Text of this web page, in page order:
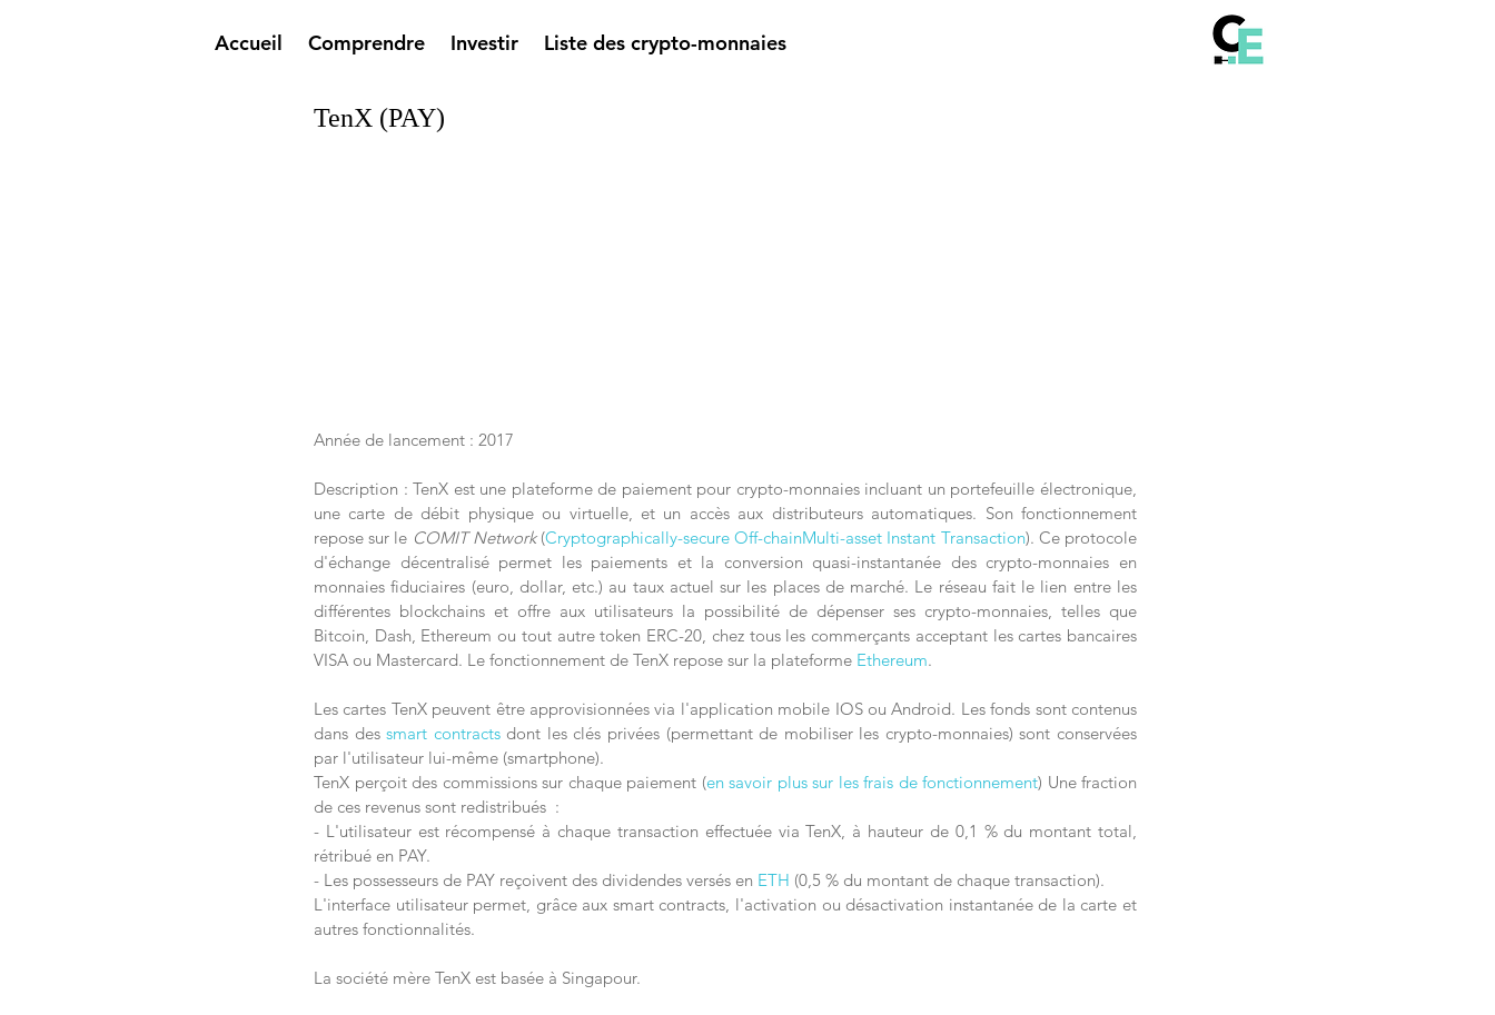
Accueil Comprendre Investir Liste des crypto-monnaies
TenX (PAY)
Année de lancement : 2017
Description : TenX est une plateforme de paiement pour crypto-monnaies incluant un portefeuille électronique,
une carte de débit physique ou virtuelle, et un accès aux distributeurs automatiques. Son fonctionnement
repose sur le COMIT Network (Cryptographically-secure Off-chainMulti-asset Instant Transaction). Ce protocole
d'échange décentralisé permet les paiements et la conversion quasi-instantanée des crypto-monnaies en
monnaies fiduciaires (euro, dollar, etc.) au taux actuel sur les places de marché. Le réseau fait le lien entre les
différentes blockchains et offre aux utilisateurs la possibilité de dépenser ses crypto-monnaies, telles que
Bitcoin, Dash, Ethereum ou tout autre token ERC-20, chez tous les commerçants acceptant les cartes bancaires
VISA ou Mastercard. Le fonctionnement de TenX repose sur la plateforme Ethereum.
Les cartes TenX peuvent être approvisionnées via l'application mobile IOS ou Android. Les fonds sont contenus
dans des smart contracts dont les clés privées (permettant de mobiliser les crypto-monnaies) sont conservées
par l'utilisateur lui-même (smartphone).
TenX perçoit des commissions sur chaque paiement (en savoir plus sur les frais de fonctionnement) Une fraction
de ces revenus sont redistribués  :
- L'utilisateur est récompensé à chaque transaction effectuée via TenX, à hauteur de 0,1 % du montant total,
rétribué en PAY.
- Les possesseurs de PAY reçoivent des dividendes versés en ETH (0,5 % du montant de chaque transaction).
L'interface utilisateur permet, grâce aux smart contracts, l'activation ou désactivation instantanée de la carte et
autres fonctionnalités.
La société mère TenX est basée à Singapour.